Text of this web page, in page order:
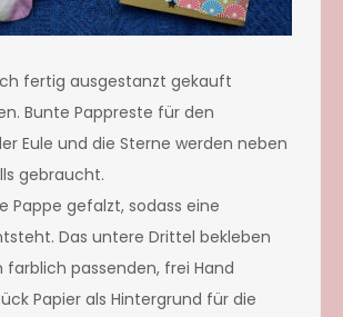
fertig ausgestanzt gekauft
Bunte Pappreste für den
Eule und die Sterne werden neben
gebraucht.
Pappe gefalzt, sodass eine
Das untere Drittel bekleben
passenden, frei Hand
Papier als Hintergrund für die